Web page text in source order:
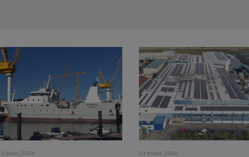
junio, 2026 21 mayo, 2026